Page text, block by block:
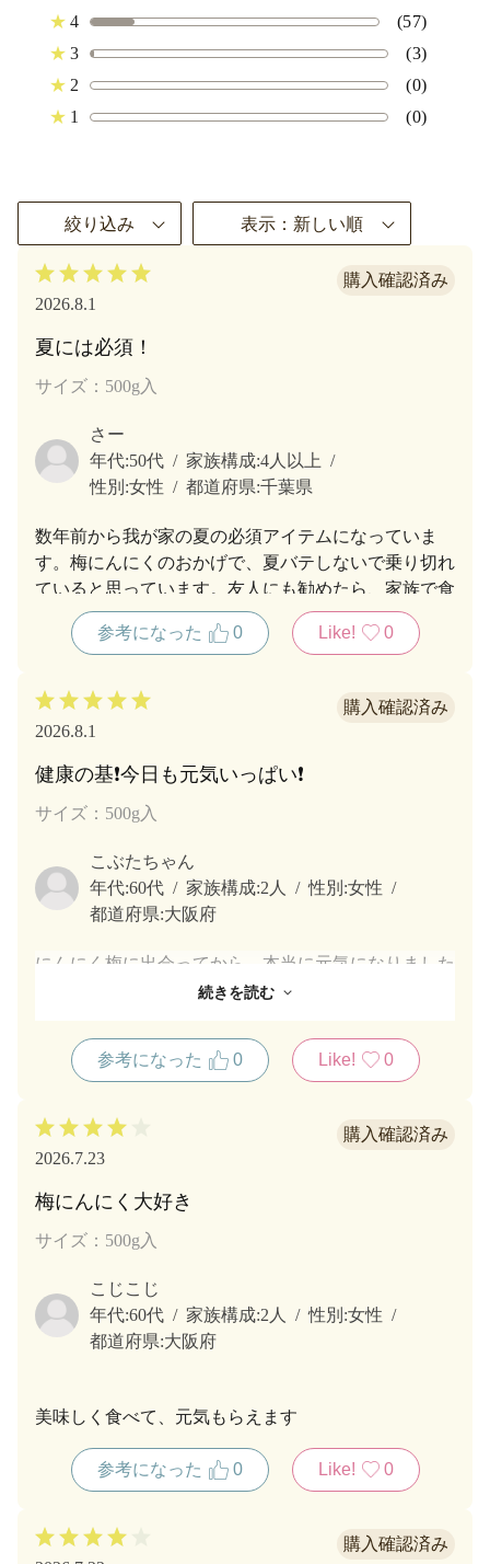
★ 4
(57)
★ 3
(3)
★ 2
(0)
★ 1 (0)
絞り込み 表示：新しい順
2026.8.1
夏には必須！
サイズ：500g入
さー
年代:50代 家族構成:4人以上
性別:女性 都道府県:千葉県
数年前から我が家の夏の必須アイテムになっていま
す。梅にんにくのおかげで、夏バテしないで乗り切れ
ていると思っています。友人にも勧めたら、家族で食
べてくれているようです。
参考になった
0 Like! 0
2026.8.1
健康の基❗今日も元気いっぱい❗
サイズ：500g入
こぶたちゃん
年代:60代 家族構成:2人 性別:女性
都道府県:大阪府
にんにく梅に出会ってから、本当に元気になりました
❗にんにくの塊がこんなに美味しくて、何より梅の果
使っています。
カリカリコリコリお箸が止まりません。
上がれますよ❤️
夏バテにも効果あり❗是非お試しください‼️
続きを読む
参考になった 0 Like! 0
2026.7.23
梅にんにく大好き
サイズ：500g入
こじこじ
年代:60代 家族構成:2人 性別:女性
都道府県:大阪府
美味しく食べて、元気もらえます
参考になった 0 Like! 0